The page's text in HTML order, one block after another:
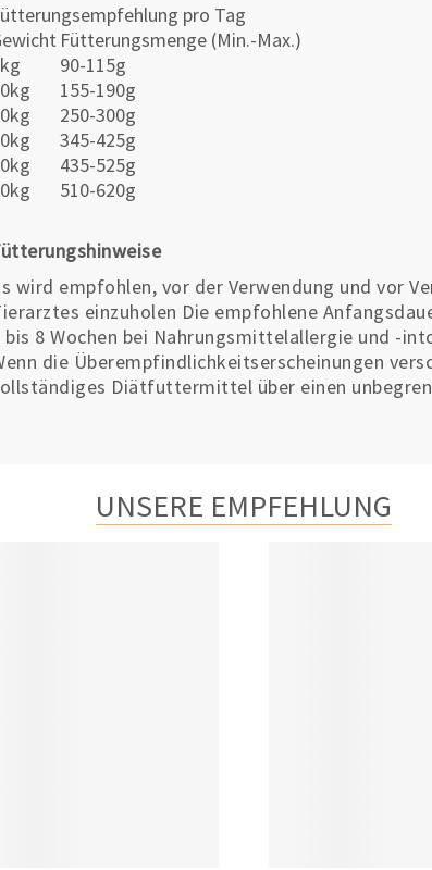
pro Tag
Fütterungsmenge (Min.-Max.)
90-115g
155-190g
250-300g
345-425g
435-525g
510-620g
wird empfohlen, vor der Verwendung und vor
einzuholen Die empfohlene
bis 8 Wochen bei Nahrungsmittelallergie und -
die Überempfindlichkeitserscheinungen
Diätfuttermittel über einen
UNSERE EMPFEHLUNG